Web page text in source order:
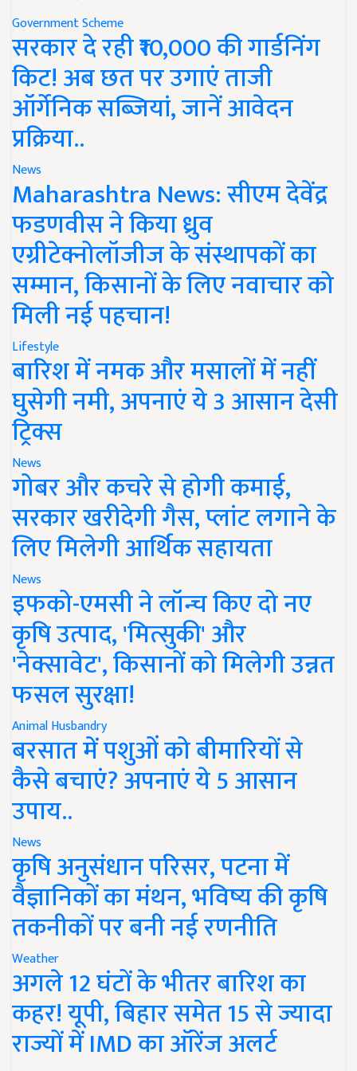
Government Scheme
सरकार दे रही ₹10,000 की गार्डनिंग
किट! अब छत पर उगाएं ताजी
ऑर्गेनिक सब्जियां, जानें आवेदन
प्रक्रिया..
News
Maharashtra News: सीएम देवेंद्र
फडणवीस ने किया ध्रुव
एग्रीटेक्नोलॉजीज के संस्थापकों का
सम्मान, किसानों के लिए नवाचार को
मिली नई पहचान!
Lifestyle
बारिश में नमक और मसालों में नहीं
घुसेगी नमी, अपनाएं ये 3 आसान देसी
ट्रिक्स
News
गोबर और कचरे से होगी कमाई,
सरकार खरीदेगी गैस, प्लांट लगाने के
लिए मिलेगी आर्थिक सहायता
News
इफको-एमसी ने लॉन्च किए दो नए
कृषि उत्पाद, 'मित्सुकी' और
'नेक्सावेट', किसानों को मिलेगी उन्नत
फसल सुरक्षा!
Animal Husbandry
बरसात में पशुओं को बीमारियों से
कैसे बचाएं? अपनाएं ये 5 आसान
उपाय..
News
कृषि अनुसंधान परिसर, पटना में
वैज्ञानिकों का मंथन, भविष्य की कृषि
तकनीकों पर बनी नई रणनीति
Weather
अगले 12 घंटों के भीतर बारिश का
कहर! यूपी, बिहार समेत 15 से ज्यादा
राज्यों में IMD का ऑरेंज अलर्ट